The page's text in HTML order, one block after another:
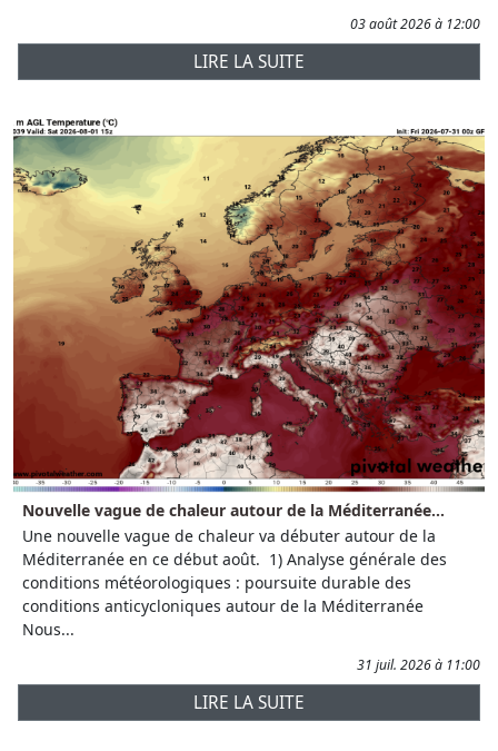
03 août 2026 à 12:00
LIRE LA SUITE
Nouvelle vague de chaleur autour de la Méditerranée...
Une nouvelle vague de chaleur va débuter autour de la
Méditerranée en ce début août. 1) Analyse générale des
conditions météorologiques : poursuite durable des
conditions anticycloniques autour de la Méditerranée
Nous...
31 juil. 2026 à 11:00
LIRE LA SUITE